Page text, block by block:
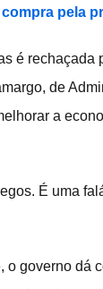
pela
é rechaçada
de
a
É uma
o governo dá